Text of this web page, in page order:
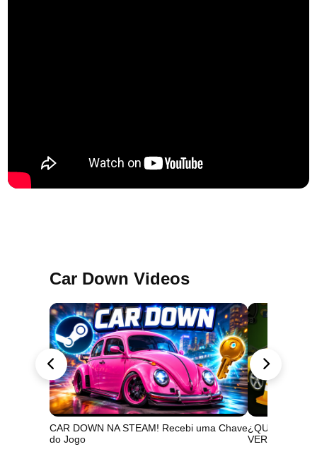
Car Down Videos
CAR DOWN NA STEAM! Recebi uma Chave
do Jogo
¿QUÉ PASÓ
VERDAD